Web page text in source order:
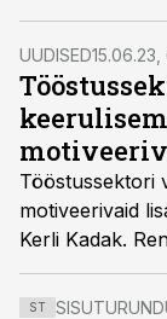
UUDISED15.06.23,
Tööstussektori
motiveerivaid
Kerli Kadak.
eriti oluliseks
eest makstav
ST